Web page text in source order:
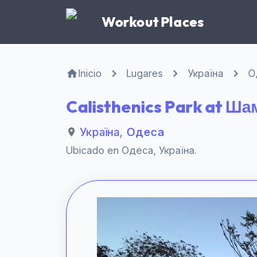
Workout Places
Inicio Lugares Україна
Calisthenics Park at
Україна, Одеса
Ubicado en Одеса Україна.